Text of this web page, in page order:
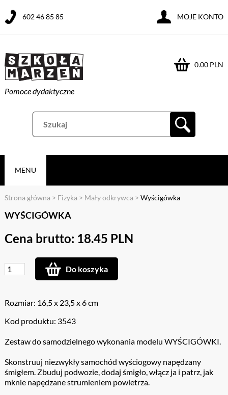
Pomoce dydaktyczne
0.00 PLN
602 46 85 85 MOJE KONTO
MENU
Strona główna > Fizyka > Mały odkrywca > Wyścigówka
WYŚCIGÓWKA
Cena brutto: 18.45 PLN
Do koszyka
Rozmiar: 16,5 x 23,5 x 6 cm
Kod produktu: 3543
Zestaw do samodzielnego wykonania modelu WYŚCIGÓWKI.
Skonstruuj niezwykły samochód wyściogowy napędzany
śmigłem. Zbuduj podwozie, dodaj śmigło, włącz ja i patrz, jak
mknie napędzane strumieniem powietrza.